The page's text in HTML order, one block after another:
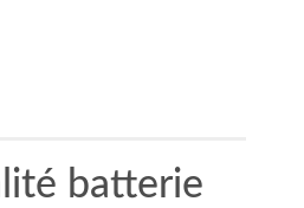
batterie